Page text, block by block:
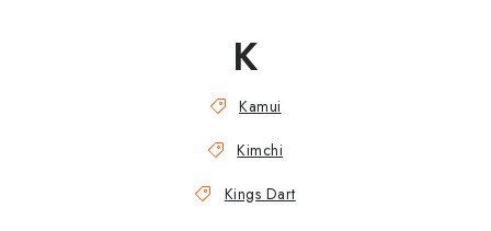
K
Kamui
Kimchi
Kings Dart